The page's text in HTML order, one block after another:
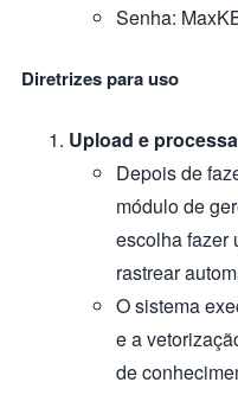
Senha:
Diretrizes para uso
Upload e
Depois de
módulo de
escolha fazer
rastrear
O sistema
e a
de